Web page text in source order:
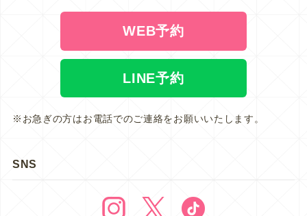
WEB予約
LINE予約
※お急ぎの方はお電話でのご連絡をお願いいたします。
SNS